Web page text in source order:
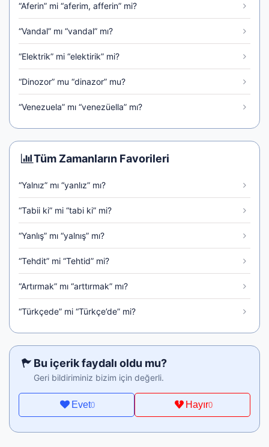
“Aferin” mi “aferim, afferin” mi?
“Vandal” mı “vandal” mı?
“Elektrik” mi “elektirik” mi?
“Dinozor” mu “dinazor” mu?
“Venezuela” mı “venezüella” mı?
Tüm Zamanların Favorileri
“Yalnız” mı “yanlız” mı?
“Tabii ki” mi “tabi ki” mi?
“Yanlış” mı “yalnış” mı?
“Tehdit” mi “Tehtid” mi?
“Artırmak” mı “arttırmak” mı?
“Türkçede” mi “Türkçe’de” mi?
Bu içerik faydalı oldu mu?
Geri bildiriminiz bizim için değerli.
Evet0 Hayır0